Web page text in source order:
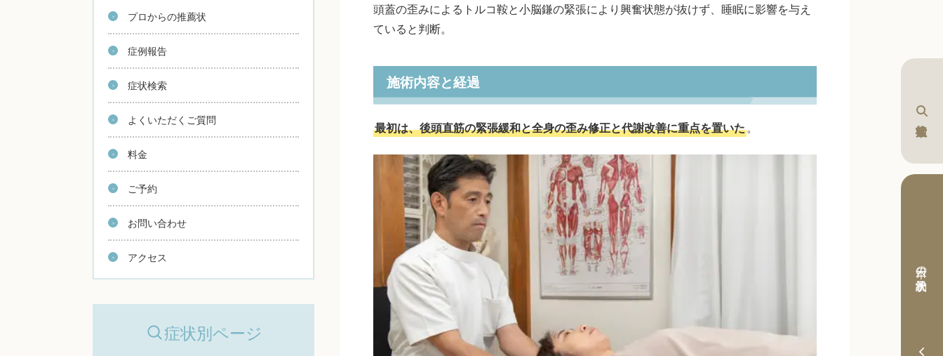
本日の予約状況
頭蓋の歪みによるトルコ鞍と小脳鎌の緊張により興奮状態が抜けず、睡眠に影響を与え
ていると判断。
施術内容と経過
最初は、後頭直筋の緊張緩和と全身の歪み修正と代謝改善に重点を置いた。
プロからの推薦状
症例報告
症状検索
よくいただくご質問
料金
ご予約
お問い合わせ
アクセス
症状別ページ